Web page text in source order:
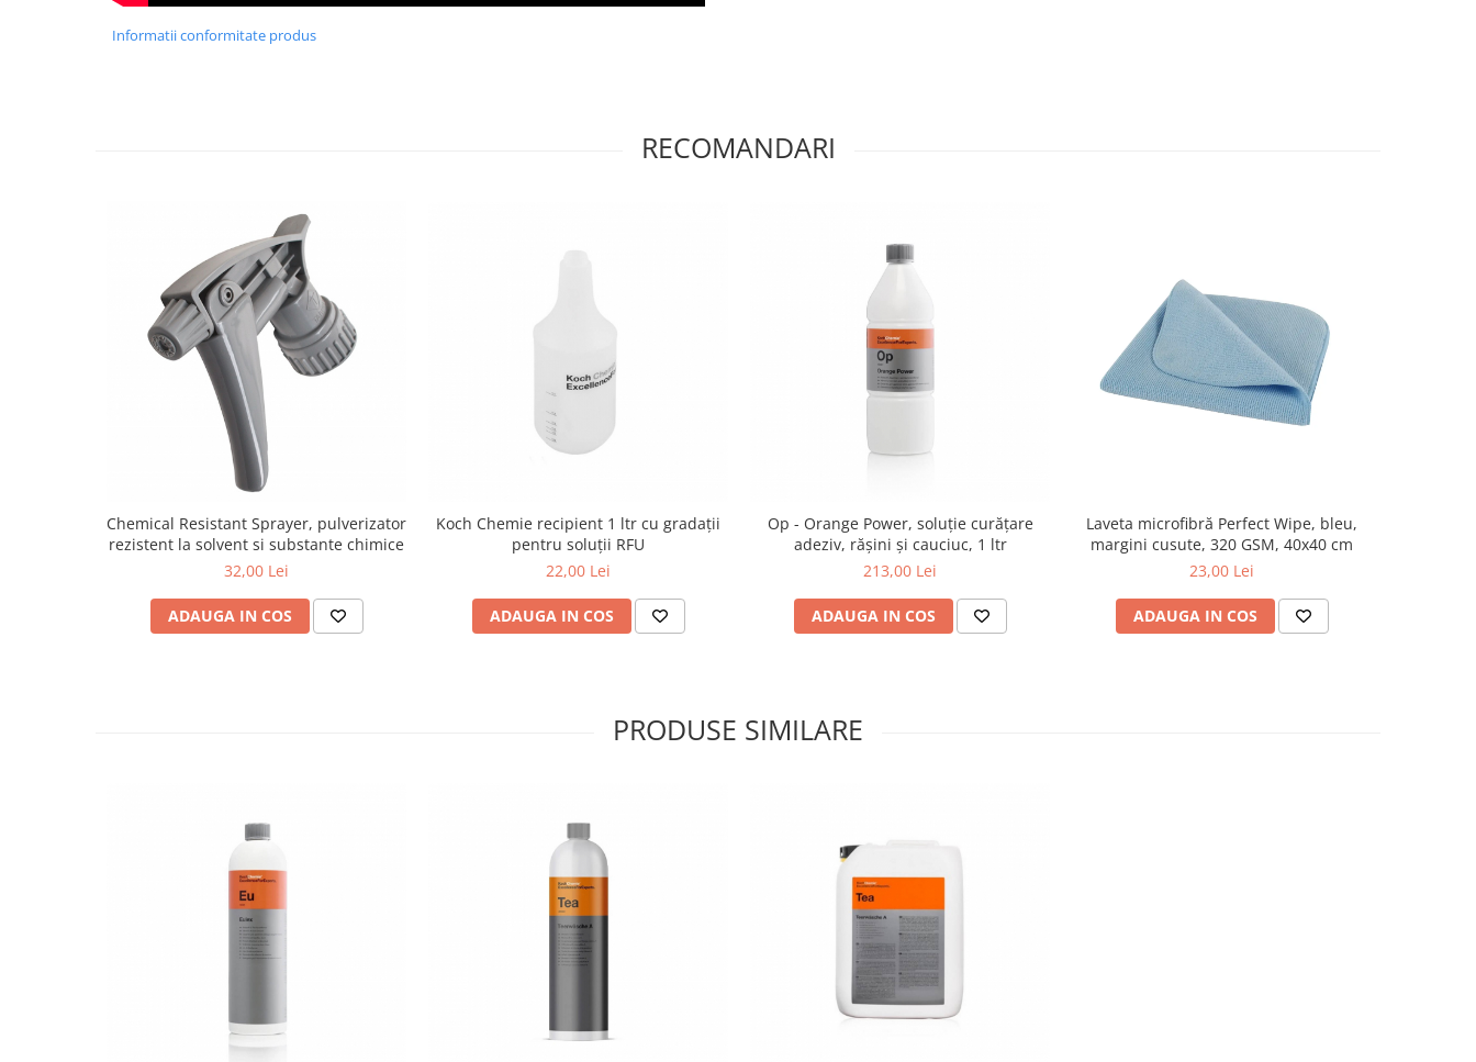
Informatii conformitate produs
RECOMANDARI
Chemical Resistant Sprayer, pulverizator
rezistent la solvent si substante chimice
32,00 Lei
ADAUGA IN COS
Koch Chemie recipient 1 ltr cu gradații
pentru soluții RFU
22,00 Lei
ADAUGA IN COS
Op - Orange Power, soluție curățare
adeziv, rășini și cauciuc, 1 ltr
213,00 Lei
ADAUGA IN COS
Laveta microfibră Perfect Wipe, bleu,
margini cusute, 320 GSM, 40x40 cm
23,00 Lei
ADAUGA IN COS
PRODUSE SIMILARE